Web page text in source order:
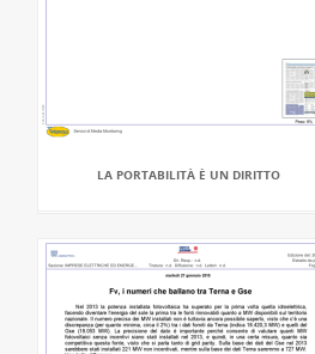
LA PORTABILITÀ È UN DIRITTO